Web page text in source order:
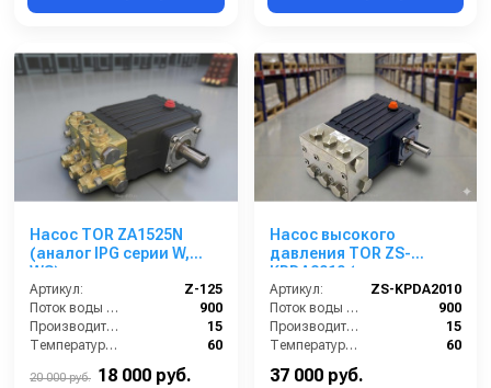
Насос TOR ZA1525N
(аналог IPG серии W,
WS)
Артикул:
Z-125
Поток воды (л/час):
900
Производительность (л/мин):
15
Температура (°C):
60
20 000 руб. 18 000 руб.
Насос высокого
давления TOR ZS-
KPDA2010 (межосевое
расстояние 87мм)
Артикул:
ZS-KPDA2010
Поток воды (л/час):
900
Производительность (л/мин):
15
Температура (°C):
60
Давление (бар):
37 000 руб.